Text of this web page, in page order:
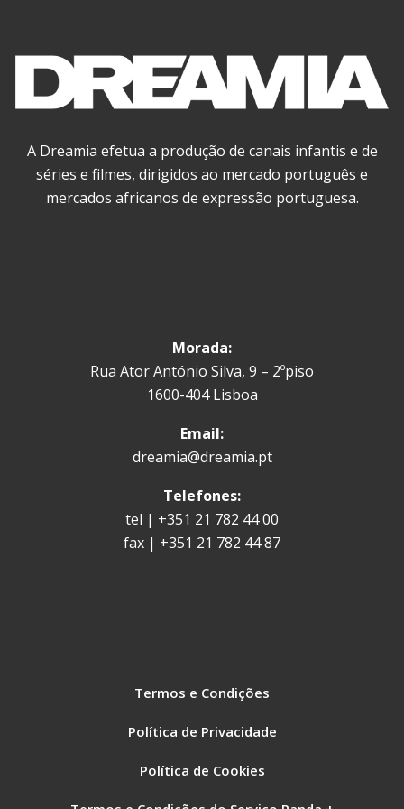
A Dreamia efetua a produção de canais infantis e de
séries e filmes, dirigidos ao mercado português e
mercados africanos de expressão portuguesa.
Morada:
Rua Ator António Silva, 9 – 2ºpiso
1600-404 Lisboa
Email:
dreamia@dreamia.pt
Telefones:
tel | +351 21 782 44 00
fax | +351 21 782 44 87
Termos e Condições
Política de Privacidade
Política de Cookies